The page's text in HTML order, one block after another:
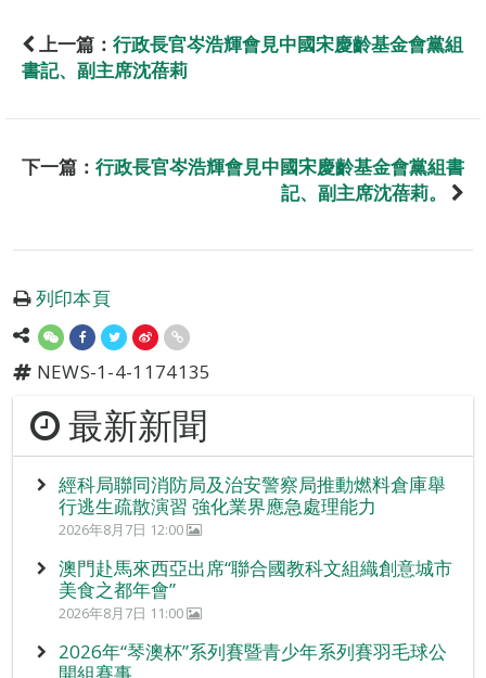
上一篇： 行政長官岑浩輝會見中國宋慶齡基金會黨組
書記、副主席沈蓓莉
下一篇： 行政長官岑浩輝會見中國宋慶齡基金會黨組書
記、副主席沈蓓莉。
列印本頁
NEWS-1-4-1174135
最新新聞
經科局聯同消防局及治安警察局推動燃料倉庫舉
行逃生疏散演習 強化業界應急處理能力
2026年8月7日 12:00
澳門赴馬來西亞出席“聯合國教科文組織創意城市
美食之都年會”
2026年8月7日 11:00
2026年“琴澳杯”系列賽暨青少年系列賽羽毛球公
開組賽事